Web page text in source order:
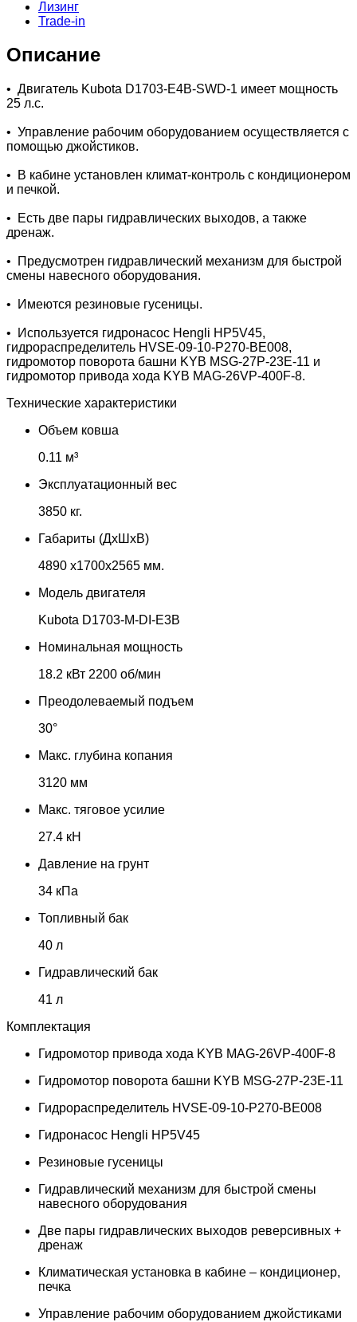
Лизинг
Trade-in
Описание
• Двигатель Kubota D1703-E4B-SWD-1 имеет мощность
25 л.с.
• Управление рабочим оборудованием осуществляется с
помощью джойстиков.
• В кабине установлен климат-контроль с кондиционером
и печкой.
• Есть две пары гидравлических выходов, а также
дренаж.
• Предусмотрен гидравлический механизм для быстрой
смены навесного оборудования.
• Имеются резиновые гусеницы.
• Используется гидронасос Hengli HP5V45,
гидрораспределитель HVSE-09-10-P270-BE008,
гидромотор поворота башни KYB MSG-27P-23E-11 и
гидромотор привода хода KYB MAG-26VP-400F-8.
Технические характеристики
Объем ковша
0.11 м³
Эксплуатационный вес
3850 кг.
Габариты (ДхШхВ)
4890 х1700х2565 мм.
Модель двигателя
Kubota D1703-M-DI-E3B
Номинальная мощность
18.2 кВт 2200 об/мин
Преодолеваемый подъем
30°
Макс. глубина копания
3120 мм
Макс. тяговое усилие
27.4 кН
Давление на грунт
34 кПа
Топливный бак
40 л
Гидравлический бак
41 л
Комплектация
Гидромотор привода хода KYB MAG-26VP-400F-8
Гидромотор поворота башни KYB MSG-27P-23E-11
Гидрораспределитель HVSE-09-10-P270-BE008
Гидронасос Hengli HP5V45
Резиновые гусеницы
Гидравлический механизм для быстрой смены
навесного оборудования
Две пары гидравлических выходов реверсивных +
дренаж
Климатическая установка в кабине – кондиционер,
печка
Управление рабочим оборудованием джойстиками